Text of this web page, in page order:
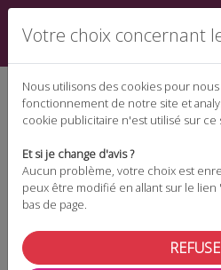
Espace
Espace adhérent
Votre choix concernant
Nous utilisons des cookies pour
fonctionnement de notre site et
cookie publicitaire n'est utilisé sur ce
Et si je change d'avis ?
Aucun problème, votre choix est
peux être modifié en allant sur le lien
bas de page.